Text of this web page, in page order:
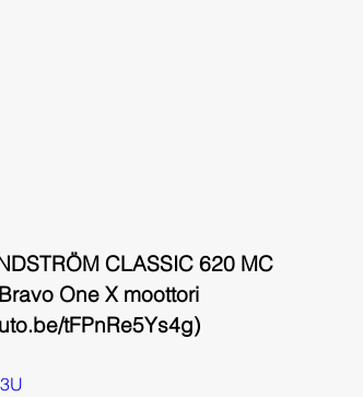
CLASSIC 620 MC
One X moottori
tFPnRe5Ys4g)